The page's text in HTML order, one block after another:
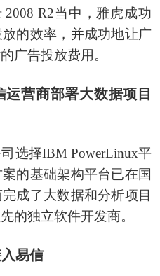
2008 R2当中，雅虎成功
的效率，并成功地让广
广告投放费用。
运营商部署大数据项目
选择IBM PowerLinux平
的基础架构平台已在国
成了大数据和分析项目
的独立软件开发商。
易信